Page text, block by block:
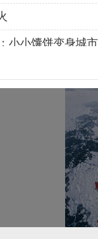
小小馕饼变身城
究竟学到什么